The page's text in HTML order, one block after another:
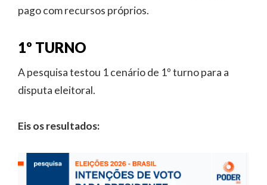
pago com recursos próprios.
1º TURNO
A pesquisa testou 1 cenário de 1º turno para a
disputa eleitoral.
Eis os resultados: